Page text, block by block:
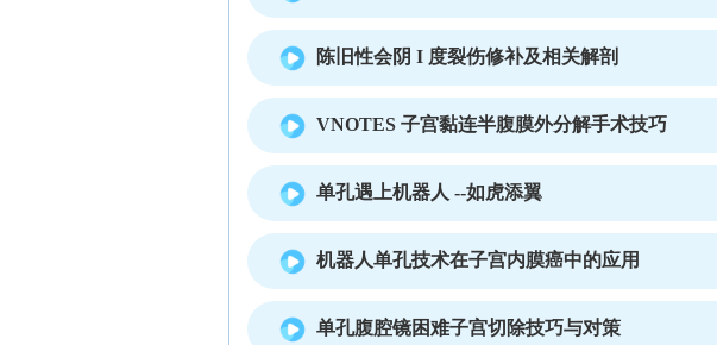
陈旧性会阴 I 度裂伤修补及相关解剖
VNOTES 子宫黏连半腹膜外分解手术技巧
单孔遇上机器人 --如虎添翼
机器人单孔技术在子宫内膜癌中的应用
单孔腹腔镜困难子宫切除技巧与对策